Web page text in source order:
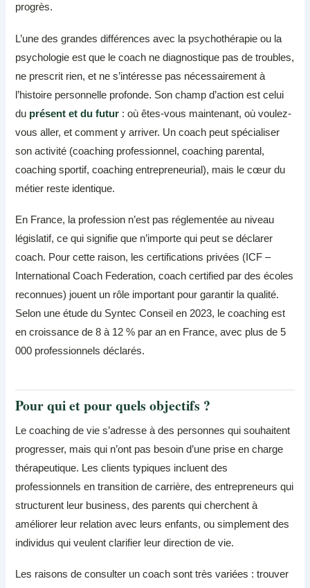
progrès.
L’une des grandes différences avec la psychothérapie ou la
psychologie est que le coach ne diagnostique pas de troubles,
ne prescrit rien, et ne s’intéresse pas nécessairement à
l’histoire personnelle profonde. Son champ d’action est celui
du présent et du futur : où êtes-vous maintenant, où voulez-
vous aller, et comment y arriver. Un coach peut spécialiser
son activité (coaching professionnel, coaching parental,
coaching sportif, coaching entrepreneurial), mais le cœur du
métier reste identique.
En France, la profession n’est pas réglementée au niveau
législatif, ce qui signifie que n’importe qui peut se déclarer
coach. Pour cette raison, les certifications privées (ICF –
International Coach Federation, coach certified par des écoles
reconnues) jouent un rôle important pour garantir la qualité.
Selon une étude du Syntec Conseil en 2023, le coaching est
en croissance de 8 à 12 % par an en France, avec plus de 5
000 professionnels déclarés.
Pour qui et pour quels objectifs ?
Le coaching de vie s’adresse à des personnes qui souhaitent
progresser, mais qui n’ont pas besoin d’une prise en charge
thérapeutique. Les clients typiques incluent des
professionnels en transition de carrière, des entrepreneurs qui
structurent leur business, des parents qui cherchent à
améliorer leur relation avec leurs enfants, ou simplement des
individus qui veulent clarifier leur direction de vie.
Les raisons de consulter un coach sont très variées : trouver